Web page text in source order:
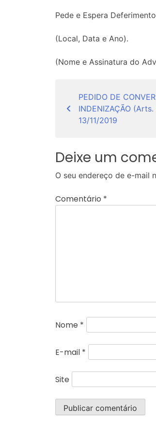
Pede e Espera
(Local, Data e Ano).
(Nome e Assinatura do
Navegação
de
Post
PEDIDO DE
INDENIZAÇÃO
13/11/2019
Deixe um
O seu endereço de e-mail
Comentário *
Nome *
E-mail *
Site